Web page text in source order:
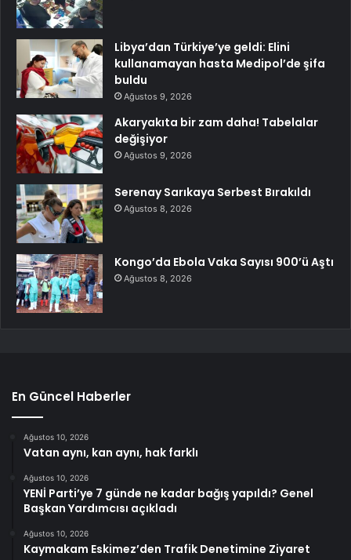
Libya’dan Türkiye’ye geldi: Elini
kullanamayan hasta Medipol’de şifa
buldu
Ağustos 9, 2026
Akaryakıta bir zam daha! Tabelalar
değişiyor
Ağustos 9, 2026
Serenay Sarıkaya Serbest Bırakıldı
Ağustos 8, 2026
Kongo’da Ebola Vaka Sayısı 900’ü Aştı
Ağustos 8, 2026
En Güncel Haberler
Ağustos 10, 2026
Vatan aynı, kan aynı, hak farklı
Ağustos 10, 2026
YENİ Parti’ye 7 günde ne kadar bağış yapıldı? Genel
Başkan Yardımcısı açıkladı
Ağustos 10, 2026
Kaymakam Eskimez’den Trafik Denetimine Ziyaret